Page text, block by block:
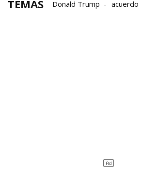
TEMAS Donald Trump acuerdo